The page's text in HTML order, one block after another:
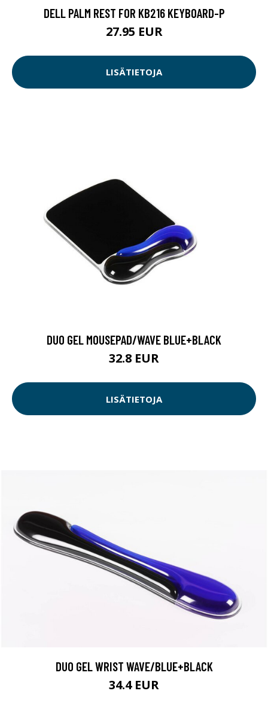
DELL PALM REST FOR KB216 KEYBOARD-P
27.95 EUR
LISÄTIETOJA
DUO GEL MOUSEPAD/WAVE BLUE+BLACK
32.8 EUR
LISÄTIETOJA
DUO GEL WRIST WAVE/BLUE+BLACK
34.4 EUR